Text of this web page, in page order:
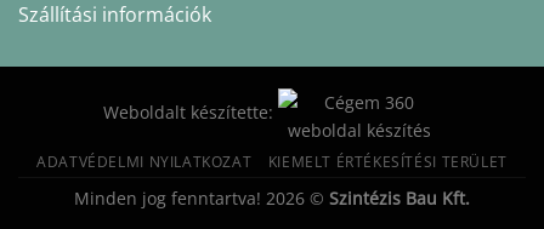
Szállítási információk
Weboldalt készítette:
ADATVÉDELMI NYILATKOZAT KIEMELT ÉRTÉKESÍTÉSI TERÜLET
Minden jog fenntartva! 2026 © Szintézis Bau Kft.